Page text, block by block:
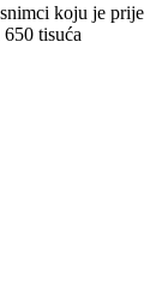
koju je prije
tisuća